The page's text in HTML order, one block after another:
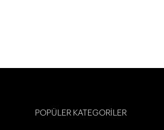
POPÜLER KATEGORİLER